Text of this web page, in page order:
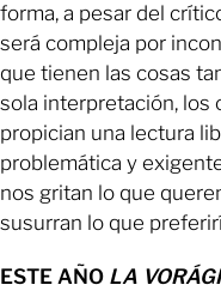
forma, a pesar del
será compleja por
que tienen las cosas
sola interpretación, los
propician una lectura
problemática y
nos gritan lo que
susurran lo que
ESTE AÑO LA